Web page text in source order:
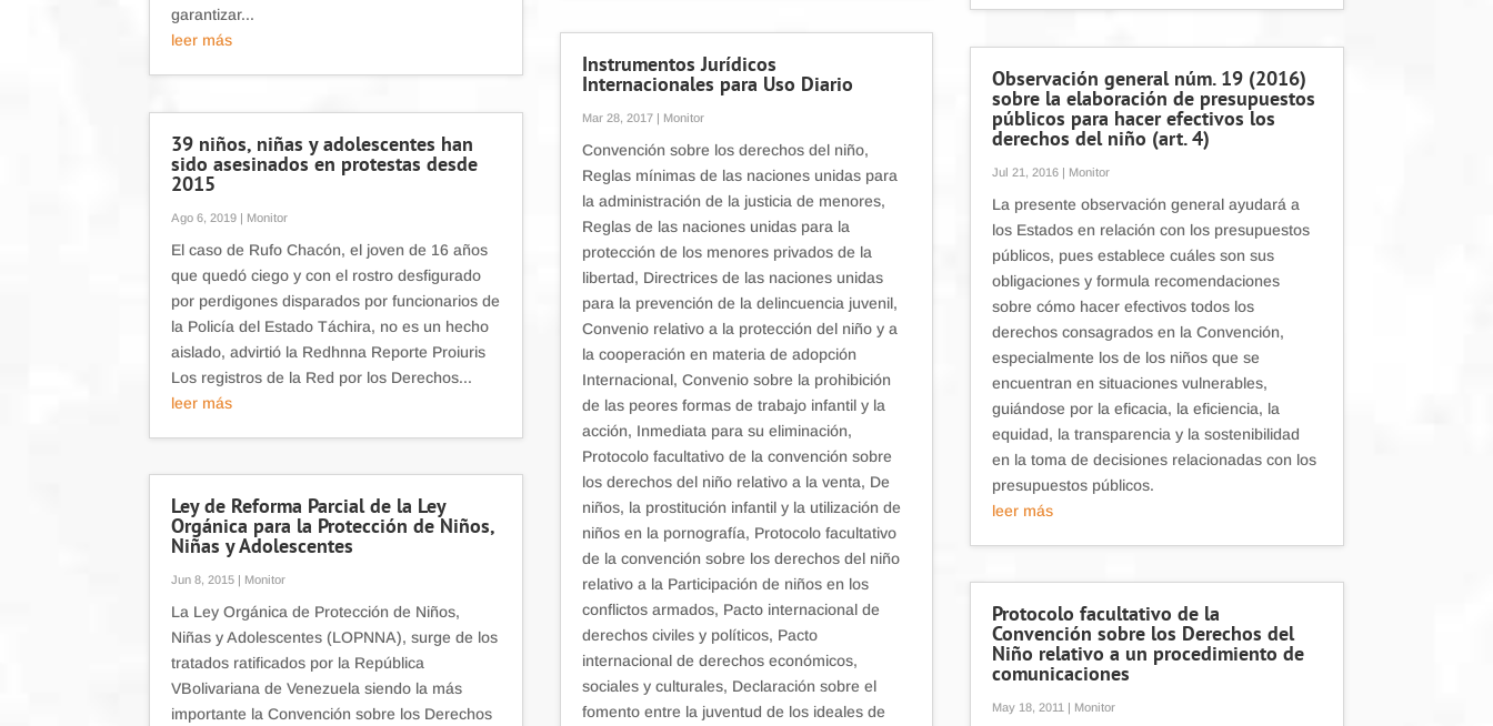
garantizar...
leer más
39 niños, niñas y adolescentes han
sido asesinados en protestas desde
2015
Ago 6, 2019 | Monitor
El caso de Rufo Chacón, el joven de 16 años
que quedó ciego y con el rostro desfigurado
por perdigones disparados por funcionarios de
la Policía del Estado Táchira, no es un hecho
aislado, advirtió la Redhnna Reporte Proiuris
Los registros de la Red por los Derechos...
leer más
Ley de Reforma Parcial de la Ley
Orgánica para la Protección de Niños,
Niñas y Adolescentes
Jun 8, 2015 | Monitor
La Ley Orgánica de Protección de Niños,
Niñas y Adolescentes (LOPNNA), surge de los
tratados ratificados por la República
VBolivariana de Venezuela siendo la más
importante la Convención sobre los Derechos
Instrumentos Jurídicos
Internacionales para Uso Diario
Mar 28, 2017| Monitor
Convención sobre los derechos del niño,
Reglas mínimas de las naciones unidas para
la administración de la justicia de menores,
Reglas de las naciones unidas para la
protección de los menores privados de la
libertad, Directrices de las naciones unidas
para la prevención de la delincuencia juvenil,
Convenio relativo a la protección del niño y a
la cooperación en materia de adopción
Internacional, Convenio sobre la prohibición
de las peores formas de trabajo infantil y la
acción, Inmediata para su eliminación,
Protocolo facultativo de la convención sobre
los derechos del niño relativo a la venta, De
niños, la prostitución infantil y la utilización de
niños en la pornografía, Protocolo facultativo
de la convención sobre los derechos del niño
relativo a la Participación de niños en los
conflictos armados, Pacto internacional de
derechos civiles y políticos, Pacto
internacional de derechos económicos,
sociales y culturales, Declaración sobre el
fomento entre la juventud de los ideales de
Observación general núm. 19 (2016)
sobre la elaboración de presupuestos
públicos para hacer efectivos los
derechos del niño (art. 4)
Jul 21, 2016| Monitor
La presente observación general ayudará a
los Estados en relación con los presupuestos
públicos, pues establece cuáles son sus
obligaciones y formula recomendaciones
sobre cómo hacer efectivos todos los
derechos consagrados en la Convención,
especialmente los de los niños que se
encuentran en situaciones vulnerables,
guiándose por la eficacia, la eficiencia, la
equidad, la transparencia y la sostenibilidad
en la toma de decisiones relacionadas con los
presupuestos públicos.
leer más
Protocolo facultativo de la
Convención sobre los Derechos del
Niño relativo a un procedimiento de
comunicaciones
May 18, 2011 | Monitor